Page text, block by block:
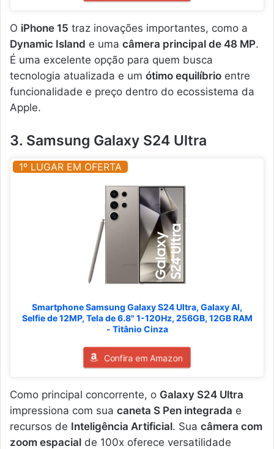
O iPhone 15 traz inovações importantes, como a
Dynamic Island e uma câmera principal de 48 MP.
É uma excelente opção para quem busca
tecnologia atualizada e um ótimo equilíbrio entre
funcionalidade e preço dentro do ecossistema da
Apple.
3. Samsung Galaxy S24 Ultra
1º LUGAR EM OFERTA
Smartphone Samsung Galaxy S24 Ultra, Galaxy AI,
Selfie de 12MP, Tela de 6.8" 1-120Hz, 256GB, 12GB RAM
- Titânio Cinza
Confira em Amazon
Como principal concorrente, o Galaxy S24 Ultra
impressiona com sua caneta S Pen integrada e
recursos de Inteligência Artificial. Sua câmera com
zoom espacial de 100x oferece versatilidade